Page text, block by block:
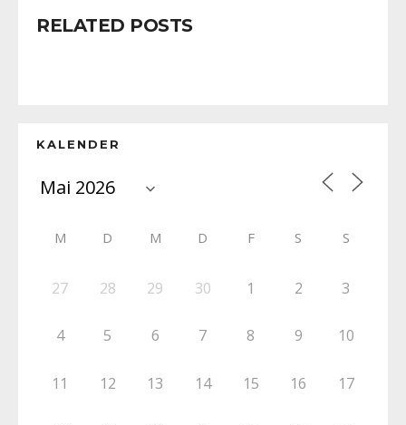
RELATED POSTS
KALENDER
M D M D F S S
27 28 29 30 1 2 3
4 5 6 7 8 9 10
11 12 13 14 15 16 17